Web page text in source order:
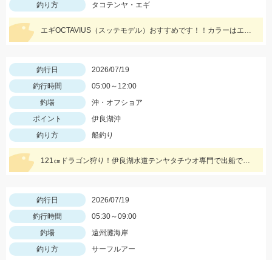
釣り方
タコテンヤ・エギ
エギOCTAVIUS（スッテモデル）おすすめです！！カラーはエゴピンク＋イエロー系の2個付けで連発しました♪
釣行日
2026/07/19
釣行時間
05:00～12:00
釣場
沖・オフショア
ポイント
伊良湖沖
釣り方
船釣り
121㎝ドラゴン狩り！伊良湖水道テンヤタチウオ専門で出船ですよ！
釣行日
2026/07/19
釣行時間
05:30～09:00
釣場
遠州灘海岸
釣り方
サーフルアー